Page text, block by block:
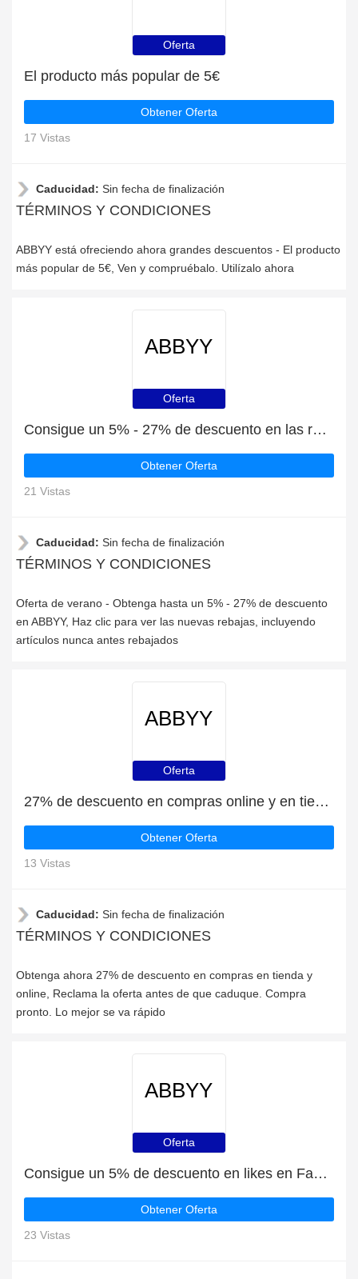
Oferta
El producto más popular de 5€
Obtener Oferta
17 Vistas
Caducidad: Sin fecha de finalización
TÉRMINOS Y CONDICIONES
ABBYY está ofreciendo ahora grandes descuentos - El producto
más popular de 5€, Ven y compruébalo. Utilízalo ahora
ABBYY
Oferta
Consigue un 5% - 27% de descuento en las rebajas de verano en ABBYY
Obtener Oferta
21 Vistas
Caducidad: Sin fecha de finalización
TÉRMINOS Y CONDICIONES
Oferta de verano - Obtenga hasta un 5% - 27% de descuento
en ABBYY, Haz clic para ver las nuevas rebajas, incluyendo
artículos nunca antes rebajados
ABBYY
Oferta
27% de descuento en compras online y en tienda
Obtener Oferta
13 Vistas
Caducidad: Sin fecha de finalización
TÉRMINOS Y CONDICIONES
Obtenga ahora 27% de descuento en compras en tienda y
online, Reclama la oferta antes de que caduque. Compra
pronto. Lo mejor se va rápido
ABBYY
Oferta
Consigue un 5% de descuento en likes en Facebook
Obtener Oferta
23 Vistas